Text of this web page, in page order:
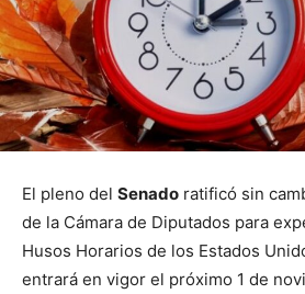
El pleno del Senado ratificó sin
de la Cámara de Diputados para
Husos Horarios de los Estados
entrará en vigor el próximo 1 de